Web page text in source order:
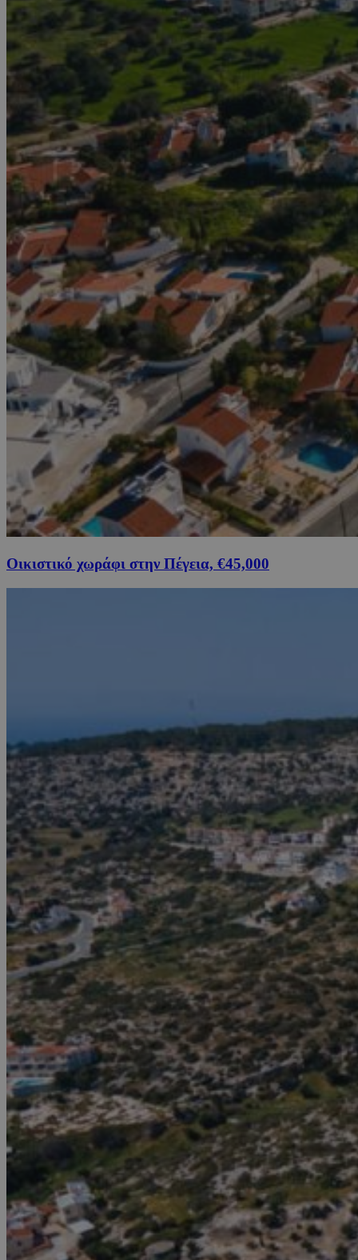
Οικιστικό χωράφι στην Πέγεια, €45,000